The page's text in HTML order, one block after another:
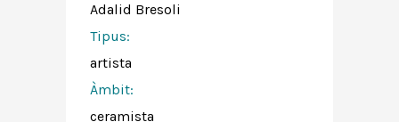
Adalid Bresoli
Tipus:
artista
Àmbit:
ceramista